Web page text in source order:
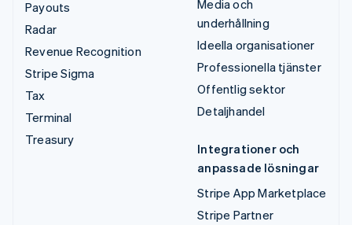
Payouts
Radar
Revenue Recognition
Stripe Sigma
Tax
Terminal
Treasury
Media och
underhållning
Ideella organisationer
Professionella tjänster
Offentlig sektor
Detaljhandel
Integrationer och
anpassade lösningar
Stripe App Marketplace
Stripe Partner